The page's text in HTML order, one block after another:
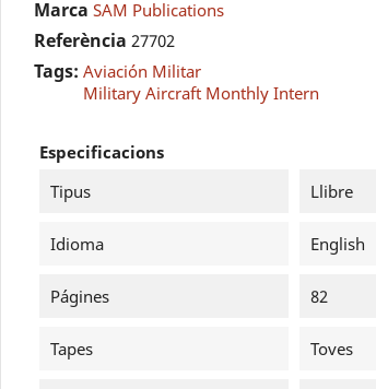
Marca SAM Publications
Referència 27702
Tags: Aviación Militar
Military Aircraft Monthly Intern
Especificacions
Tipus
Llibre
Idioma English
Págines 82
Tapes Toves